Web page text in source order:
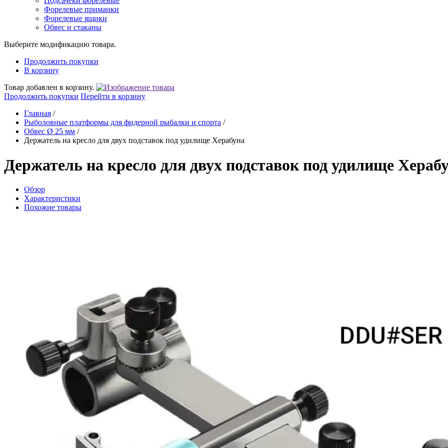
Форелевые приманки
Форелевые ящики
Обвес и стаканы
Выберите модификацию товара.
Продолжить покупки
В корзину
Товар добавлен в корзину.
Продолжить покупки Перейти в корзину
Главная /
Рыболовные платформы для фидерной рыбалки и спорта /
Обвес Ø 25 мм /
Держатель на кресло для двух подставок под удилище Херабуна
Держатель на кресло для двух подставок под удилище
Обзор
Характеристики
Похожие товары